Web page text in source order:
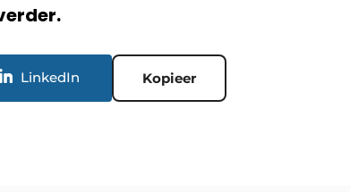
LinkedIn Kopieer